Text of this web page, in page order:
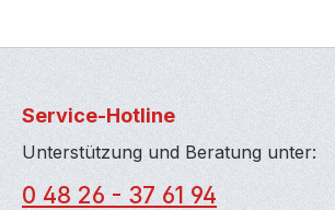
Service-Hotline
Unterstützung und Beratung unter:
0 48 26 - 37 61 94